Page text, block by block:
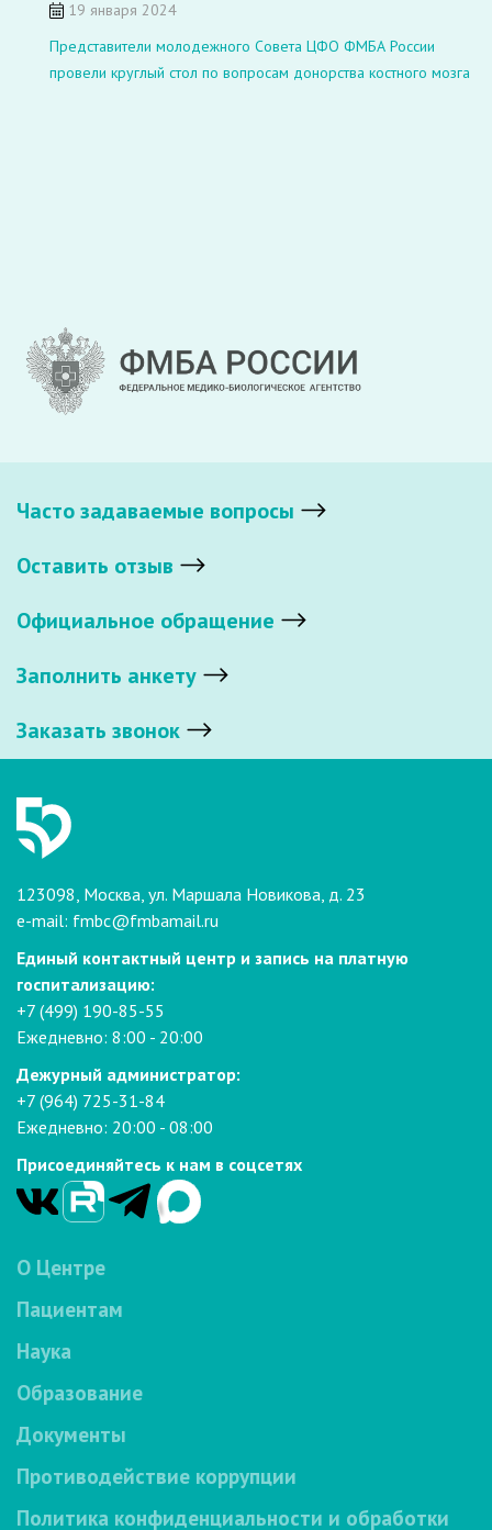
19 января 2024
Представители молодежного Совета ЦФО ФМБА России
провели круглый стол по вопросам донорства костного мозга
Часто задаваемые вопросы
Оставить отзыв
Официальное обращение
Заполнить анкету
Заказать звонок
123098, Москва, ул. Маршала Новикова, д. 23
e-mail: fmbc@fmbamail.ru
Единый контактный центр и запись на платную
госпитализацию:
+7 (499) 190-85-55
Ежедневно: 8:00 - 20:00
Дежурный администратор:
+7 (964) 725-31-84
Ежедневно: 20:00 - 08:00
Присоединяйтесь к нам в соцсетях
О Центре
Пациентам
Наука
Образование
Документы
Противодействие коррупции
Политика конфиденциальности и обработки